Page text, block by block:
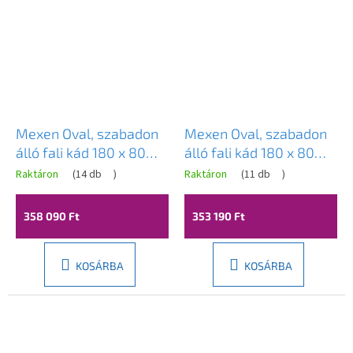
Mexen Oval, szabadon
álló fali kád 180 x 80
cm, fehér, arany matt
túlfolyó, 52671808000-
55
Raktáron (14 db )
358 090 Ft
KOSÁRBA
Mexen Oval, szabadon
álló fali kád 180 x 80
cm, fehér, króm
túlfolyó, 52671808000-
01
Raktáron (11 db )
353 190 Ft
KOSÁRBA